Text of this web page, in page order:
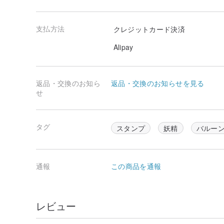
支払方法
クレジットカード決済
Alipay
返品・交換のお知ら
せ
返品・交換のお知らせを見る
タグ スタンプ 妖精 バルー
通報 この商品を通報
レビュー